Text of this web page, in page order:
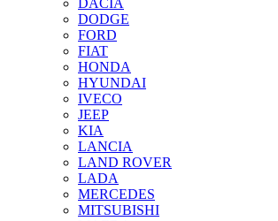
DACIA
DODGE
FORD
FIAT
HONDA
HYUNDAI
IVECO
JEEP
KIA
LANCIA
LAND ROVER
LADA
MERCEDES
MITSUBISHI